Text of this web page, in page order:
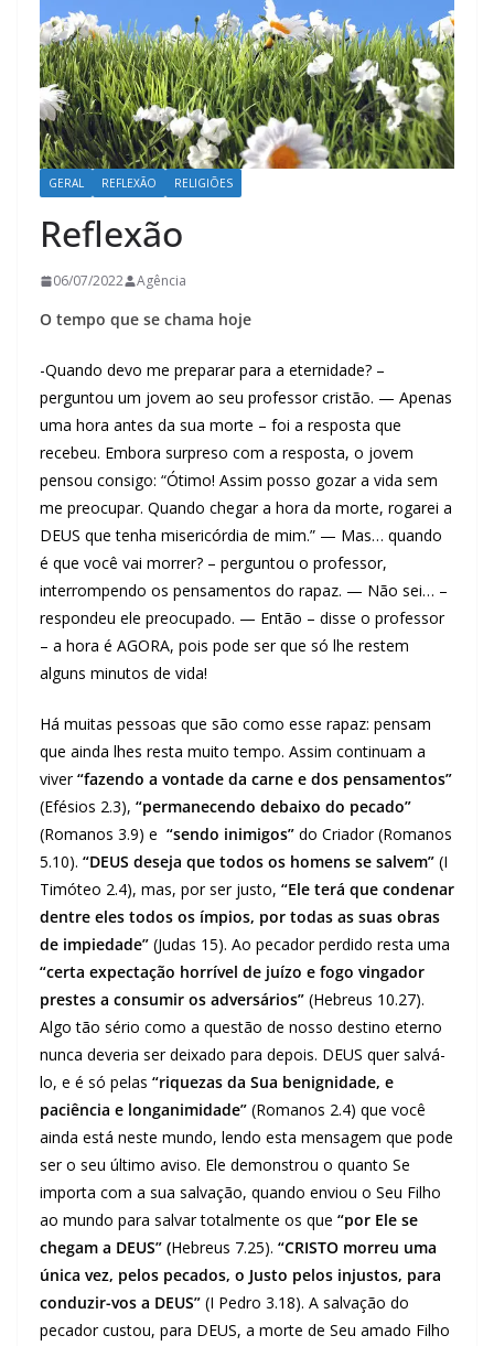
GERAL REFLEXÃO RELIGIÕES
Reflexão
06/07/2022 Agência
O tempo que se chama hoje
-Quando devo me preparar para a eternidade? –
perguntou um jovem ao seu professor cristão. — Apenas
uma hora antes da sua morte – foi a resposta que
recebeu. Embora surpreso com a resposta, o jovem
pensou consigo: “Ótimo! Assim posso gozar a vida sem
me preocupar. Quando chegar a hora da morte, rogarei a
DEUS que tenha misericórdia de mim.” — Mas… quando
é que você vai morrer? – perguntou o professor,
interrompendo os pensamentos do rapaz. — Não sei… –
respondeu ele preocupado. — Então – disse o professor
– a hora é AGORA, pois pode ser que só lhe restem
alguns minutos de vida!
Há muitas pessoas que são como esse rapaz: pensam
que ainda lhes resta muito tempo. Assim continuam a
viver“fazendo a vontade da carne e dos pensamentos”
(Efésios 2.3), “permanecendo debaixo do pecado”
(Romanos 3.9) e “sendo inimigos” do Criador (Romanos
5.10). “DEUS deseja que todos os homens se salvem” (I
Timóteo 2.4), mas, por ser justo, “Ele terá que condenar
dentre eles todos os ímpios, por todas as suas obras
de impiedade” (Judas 15). Ao pecador perdido resta uma
“certa expectação horrível de juízo e fogo vingador
prestes a consumir os adversários” (Hebreus 10.27).
Algo tão sério como a questão de nosso destino eterno
nunca deveria ser deixado para depois. DEUS quer salvá-
lo, e é só pelas “riquezas da Sua benignidade, e
paciência e longanimidade” (Romanos 2.4) que você
ainda está neste mundo, lendo esta mensagem que pode
ser o seu último aviso. Ele demonstrou o quanto Se
importa com a sua salvação, quando enviou o Seu Filho
ao mundo para salvar totalmente os que “por Ele se
chegam a DEUS” (Hebreus 7.25). “CRISTO morreu uma
única vez, pelos pecados, o Justo pelos injustos, para
conduzir-vos a DEUS” (I Pedro 3.18). A salvação do
pecador custou, para DEUS, a morte de Seu amado Filho